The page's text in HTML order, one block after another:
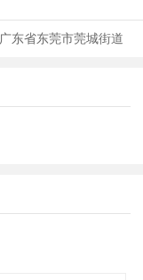
广东省东莞市莞城街道